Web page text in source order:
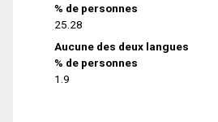
% de personnes
25.28
Aucune des deux langues
% de personnes
1.9